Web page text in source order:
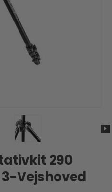
290
3-Vejshoved